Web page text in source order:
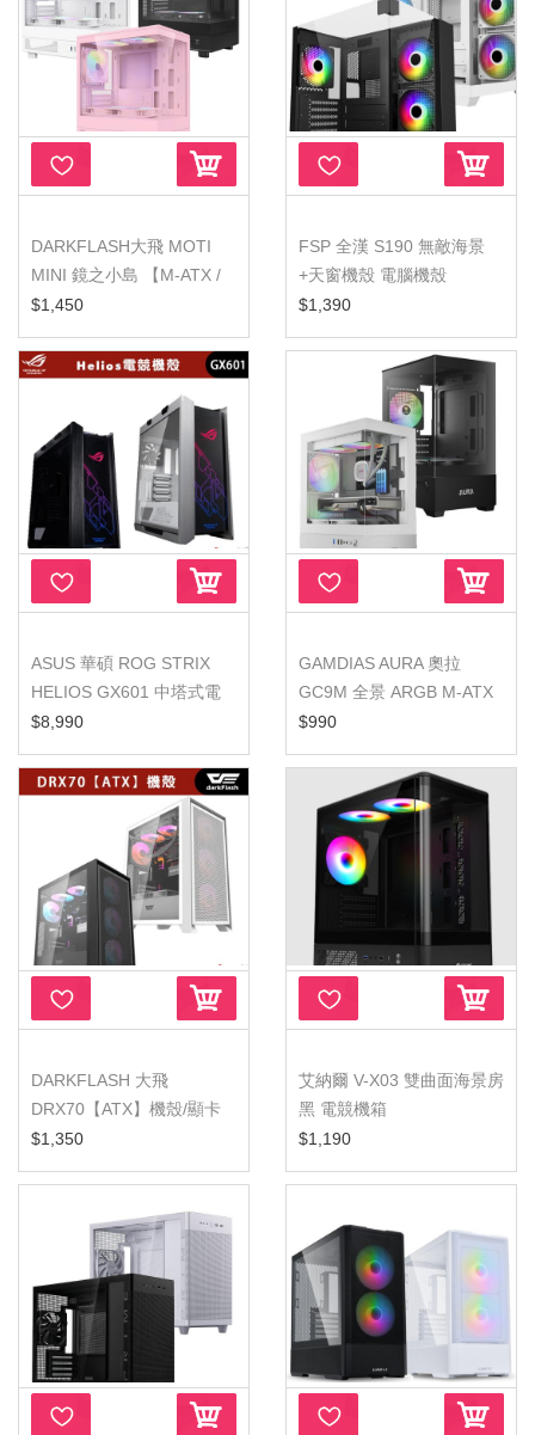
DARKFLASH大飛 MOTI
MINI 鏡之小島 【M-ATX /
ITX】全...
$1,450
FSP 全漢 S190 無敵海景
+天窗機殼 電腦機殼
$1,390
ASUS 華碩 ROG STRIX
HELIOS GX601 中塔式電
競機殼/白...
$8,990
GAMDIAS AURA 奧拉
GC9M 全景 ARGB M-ATX
機殼 黑色 白
$990
DARKFLASH 大飛
DRX70【ATX】機殼/顯卡
長35/CPU高18/玻...
$1,350
艾納爾 V-X03 雙曲面海景房
黑 電競機箱
$1,190